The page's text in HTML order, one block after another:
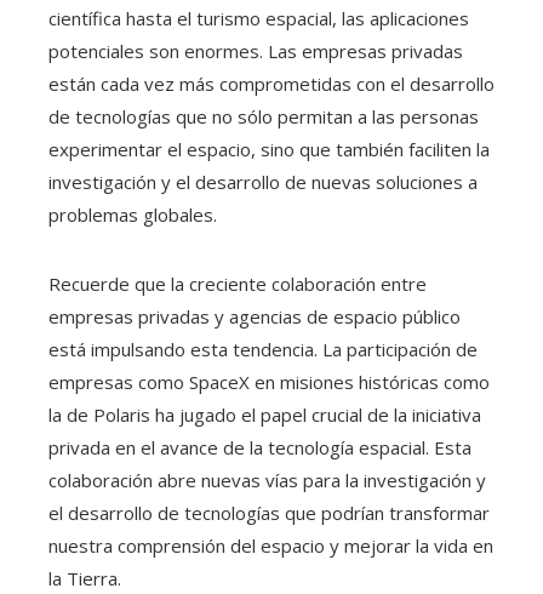
científica hasta el turismo espacial, las aplicaciones
potenciales son enormes. Las empresas privadas
están cada vez más comprometidas con el desarrollo
de tecnologías que no sólo permitan a las personas
experimentar el espacio, sino que también faciliten la
investigación y el desarrollo de nuevas soluciones a
problemas globales.
Recuerde que la creciente colaboración entre
empresas privadas y agencias de espacio público
está impulsando esta tendencia. La participación de
empresas como SpaceX en misiones históricas como
la de Polaris ha jugado el papel crucial de la iniciativa
privada en el avance de la tecnología espacial. Esta
colaboración abre nuevas vías para la investigación y
el desarrollo de tecnologías que podrían transformar
nuestra comprensión del espacio y mejorar la vida en
la Tierra.